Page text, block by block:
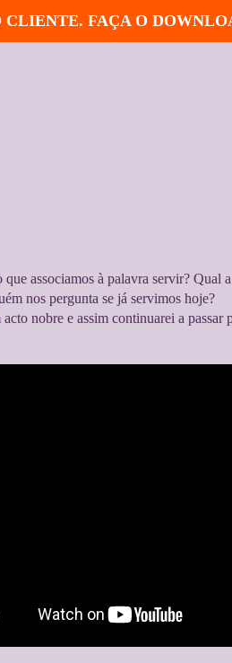
FAÇA O
que associamos à palavra servir? Qual
nos pergunta se já servimos hoje?
acto nobre e assim continuarei a